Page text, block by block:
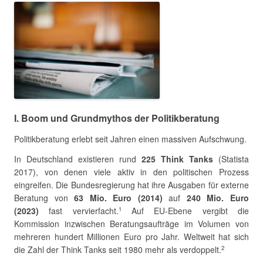
I. Boom und Grundmythos der Politikberatung
Politikberatung erlebt seit Jahren einen massiven Aufschwung.
In Deutschland existieren rund 225 Think Tanks (Statista
2017), von denen viele aktiv in den politischen Prozess
eingreifen. Die Bundesregierung hat ihre Ausgaben für externe
Beratung von63 Mio. Euro (2014) auf 240 Mio. Euro
(2023)
fast vervierfacht.1
Auf EU-Ebene vergibt die
Kommission inzwischen Beratungsaufträge im Volumen von
mehreren hundert Millionen Euro pro Jahr. Weltweit hat sich
die Zahl der Think Tanks seit 1980 mehr als verdoppelt.2